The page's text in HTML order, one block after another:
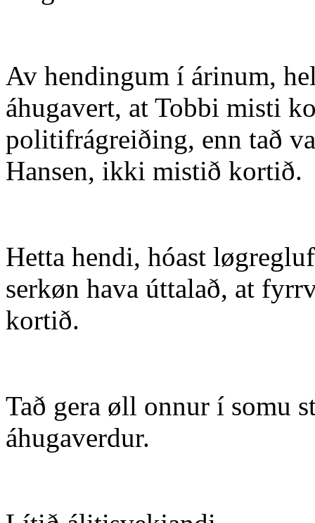
Av hendingum í árinum,
áhugavert, at Tobbi misti
politifrágreiðing, enn tað
Hansen, ikki mistið kortið.
Hetta hendi, hóast
serkøn hava úttalað, at
kortið.
Tað gera øll onnur í somu
áhugaverdur.